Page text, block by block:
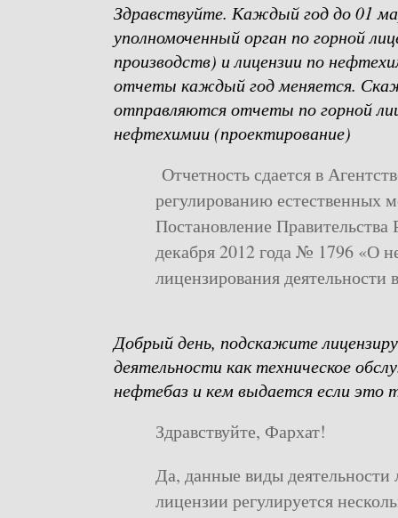
Здравствуйте. Каждый год до 01
уполномоченный орган по горной
производств) и лицензии по
отчеты каждый год меняется.
отправляются отчеты по горной
нефтехимии (проектирование)
Отчетность сдается в
регулированию естественных
Постановление Правительства
декабря 2012 года № 1796 «О
лицензирования
Добрый день, подскажите
деятельности как техническое
нефтебаз и кем выдается если это
Здравствуйте, Фархат!
Да, данные виды
лицензии регулируется